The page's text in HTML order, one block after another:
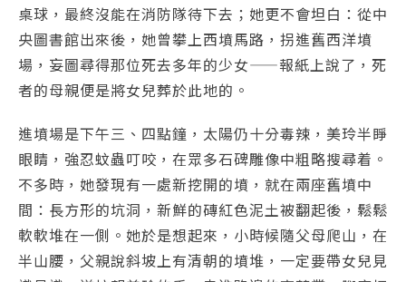
桌球，最終沒能在消防隊待下去；她更不會坦白：從中
央圖書館出來後，她曾攀上西墳馬路，拐進舊西洋墳
場，妄圖尋得那位死去多年的少女——報紙上說了，死
者的母親便是將女兒葬於此地的。
進墳場是下午三、四點鐘，太陽仍十分毒辣，美玲半睜
眼睛，強忍蚊蟲叮咬，在眾多石碑雕像中粗略搜尋着。
不多時，她發現有一處新挖開的墳，就在兩座舊墳中
間：長方形的坑洞，新鮮的磚紅色泥土被翻起後，鬆鬆
軟軟堆在一側。她於是想起來，小時候隨父母爬山，在
半山腰，父親說斜坡上有清朝的墳堆，一定要帶女兒見